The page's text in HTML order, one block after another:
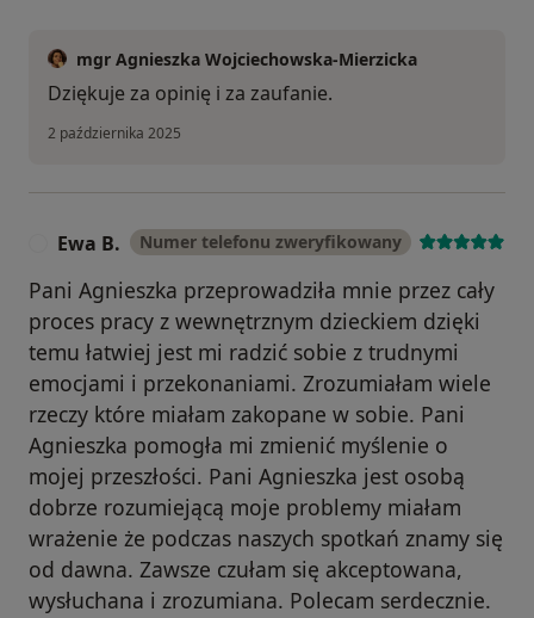
mgr Agnieszka Wojciechowska-Mierzicka
Dziękuje za opinię i za zaufanie.
2 października 2025
Ewa B. Numer telefonu zweryfikowany
Pani Agnieszka przeprowadziła mnie przez cały
proces pracy z wewnętrznym dzieckiem dzięki
temu łatwiej jest mi radzić sobie z trudnymi
emocjami i przekonaniami. Zrozumiałam wiele
rzeczy które miałam zakopane w sobie. Pani
Agnieszka pomogła mi zmienić myślenie o
mojej przeszłości. Pani Agnieszka jest osobą
dobrze rozumiejącą moje problemy miałam
wrażenie że podczas naszych spotkań znamy się
od dawna. Zawsze czułam się akceptowana,
wysłuchana i zrozumiana. Polecam serdecznie.